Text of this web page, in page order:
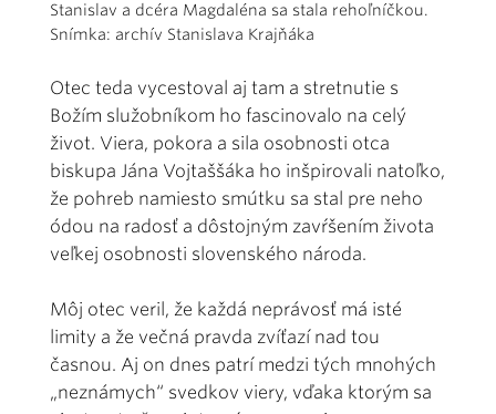
Stanislav a dcéra Magdaléna sa stala rehoľníčkou.
Snímka: archív Stanislava Krajňáka
Otec teda vycestoval aj tam a stretnutie s
Božím služobníkom ho fascinovalo na celý
život. Viera, pokora a sila osobnosti otca
biskupa Jána Vojtaššáka ho inšpirovali natoľko,
že pohreb namiesto smútku sa stal pre neho
ódou na radosť a dôstojným zavŕšením života
veľkej osobnosti slovenského národa.
Môj otec veril, že každá neprávosť má isté
limity a že večná pravda zvíťazí nad tou
časnou. Aj on dnes patrí medzi tých mnohých
„neznámych“ svedkov viery, vďaka ktorým sa